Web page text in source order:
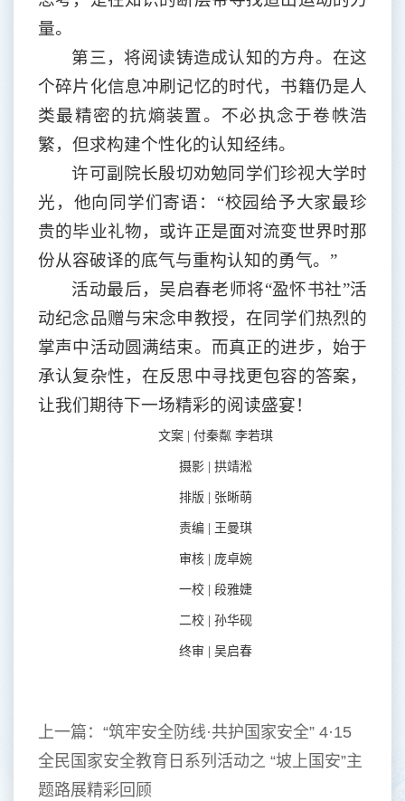
量。
第三，将阅读铸造成认知的方舟。在这
个碎片化信息冲刷记忆的时代，书籍仍是人
类最精密的抗熵装置。不必执念于卷帙浩
繁，但求构建个性化的认知经纬。
许可副院长殷切劝勉同学们珍视大学时
光，他向同学们寄语： “校园给予大家最珍
贵的毕业礼物，或许正是面对流变世界时那
份从容破译的底气与重构认知的勇气。”
活动最后，吴启春老师将“盈怀书社”活
动纪念品赠与宋念申教授，在同学们热烈的
掌声中活动圆满结束。而真正的进步，始于
承认复杂性，在反思中寻找更包容的答案，
让我们期待下一场精彩的阅读盛宴！
文案 | 付秦粼 李若琪
摄影 | 拱靖淞
排版 | 张晰萌
责编 | 王曼琪
审核 | 庞卓婉
一校 | 段雅婕
二校 | 孙华砚
终审 | 吴启春
上一篇： “筑牢安全防线·共护国家安全” 4·15
全民国家安全教育日系列活动之 “坡上国安”主
题路展精彩回顾